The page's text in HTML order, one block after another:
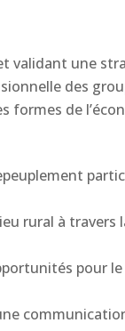
validant une
des
formes de
rural à travers
pour